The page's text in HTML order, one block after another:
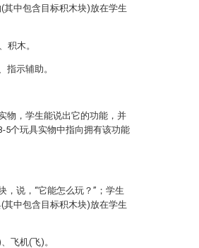
其中包含目标积木块)放在学生
积木。
指示辅助。
物，学生能说出它的功能，并
5个玩具实物中指向拥有该功能
，说，“它能怎么玩？”；学生
其中包含目标积木块)放在学生
飞机(飞)。